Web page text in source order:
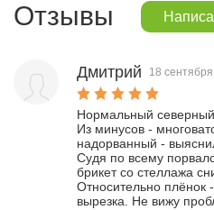
Отзывы
Дмитрий 18
Нормальный северный
Из минусов -
надорванный -
Судя по всему
брикет со стеллажа
Относительно плёнок
вырезка. Не вижу